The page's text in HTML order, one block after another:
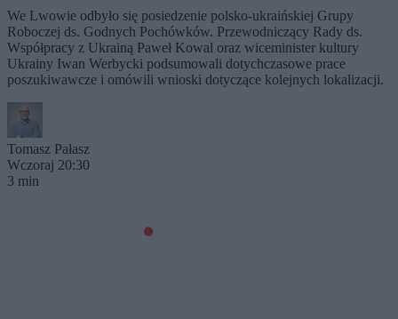
We Lwowie odbyło się posiedzenie polsko-ukraińskiej Grupy
Roboczej ds. Godnych Pochówków. Przewodniczący Rady ds.
Współpracy z Ukrainą Paweł Kowal oraz wiceminister kultury
Ukrainy Iwan Werbycki podsumowali dotychczasowe prace
poszukiwawcze i omówili wnioski dotyczące kolejnych lokalizacji.
Tomasz Pałasz
Wczoraj 20:30
3 min